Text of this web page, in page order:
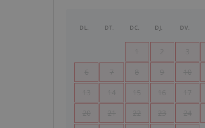
DL. DT. DC. DJ. DV.
1 2 3
6 7 8 9 10
13 14 15 16 17
20 21 22 23 24